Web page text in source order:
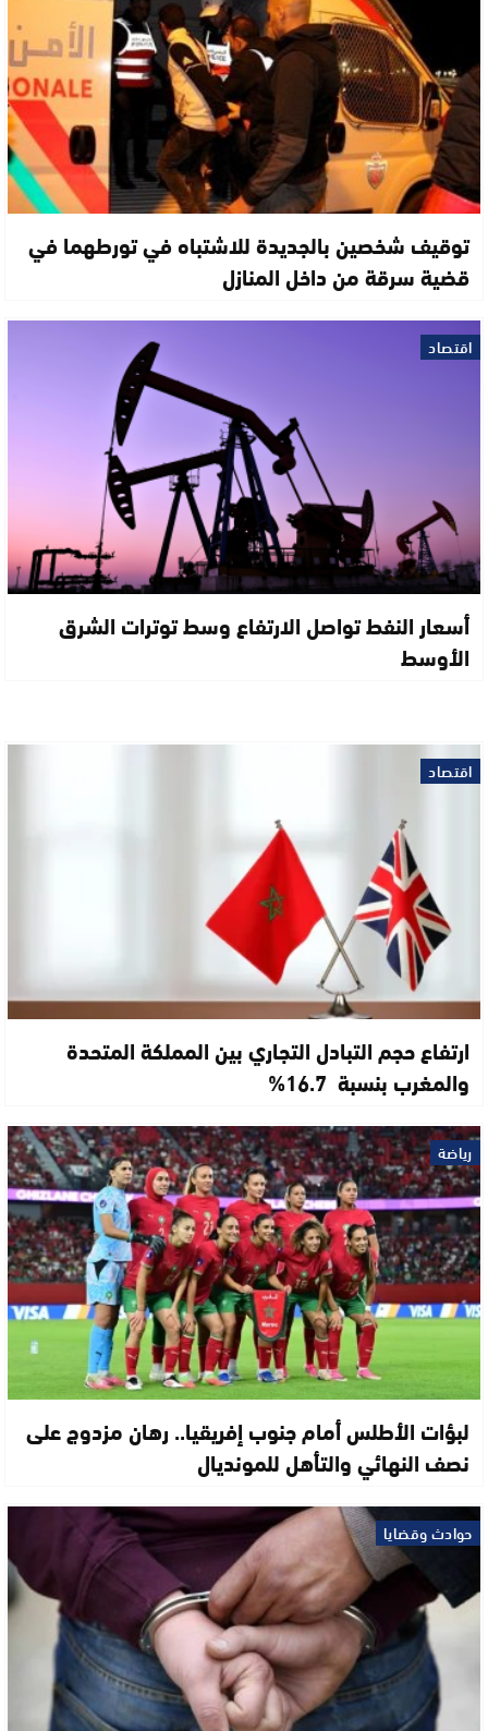
توقيف شخصين بالجديدة للاشتباه في تورطهما في
قضية سرقة من داخل المنازل
اقتصاد
أسعار النفط تواصل الارتفاع وسط توترات الشرق
الأوسط
اقتصاد
ارتفاع حجم التبادل التجاري بين المملكة المتحدة
والمغرب بنسبة 16.7%
رياضة
لبؤات الأطلس أمام جنوب إفريقيا.. رهان مزدوج على
نصف النهائي والتأهل للمونديال
حوادث وقضايا